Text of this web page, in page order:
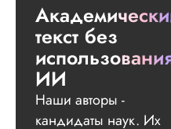
текст без
ИИ
Наши авторы -
кандидаты наук. Их